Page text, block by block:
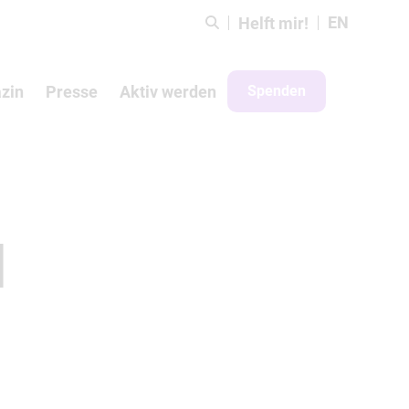
Helft mir! EN
Presse Aktiv werden Spenden